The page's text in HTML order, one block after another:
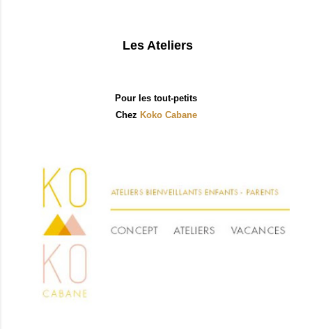
Les Ateliers
Pour les tout-petits
Chez Koko Cabane